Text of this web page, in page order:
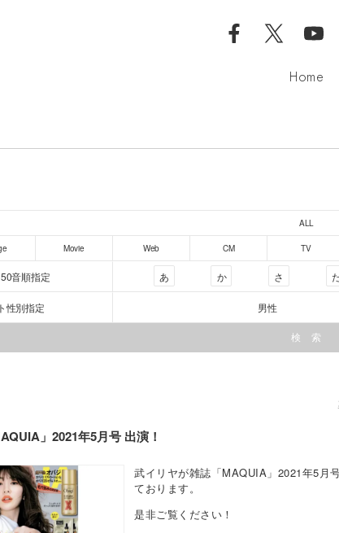
Home
ALL
Movie Web CM TV
音順指定 あ か さ
性別指定 男性
」2021年5月号 出演！
武イリヤが雑誌「MAQUIA」2021年5月
ております。
是非ご覧ください！